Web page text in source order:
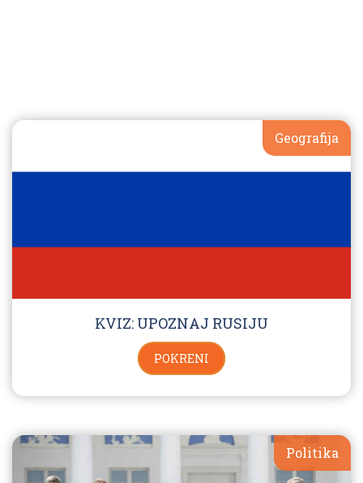
Geografija
KVIZ: UPOZNAJ RUSIJU
POKRENI
Politika